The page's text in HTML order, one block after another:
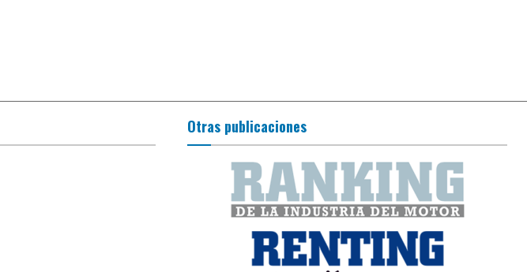
Otras publicaciones